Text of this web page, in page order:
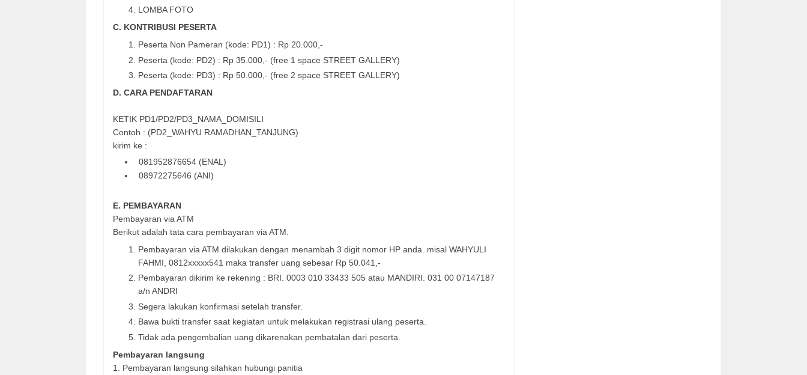
LOMBA FOTO
C. KONTRIBUSI PESERTA
Peserta Non Pameran (kode: PD1) : Rp 20.000,-
Peserta (kode: PD2) : Rp 35.000,- (free 1 space STREET GALLERY)
Peserta (kode: PD3) : Rp 50.000,- (free 2 space STREET GALLERY)
D. CARA PENDAFTARAN
KETIK PD1/PD2/PD3_NAMA_DOMISILI
Contoh : (PD2_WAHYU RAMADHAN_TANJUNG)
kirim ke :
081952876654 (ENAL)
08972275646 (ANI)
E. PEMBAYARAN
Pembayaran via ATM
Berikut adalah tata cara pembayaran via ATM.
Pembayaran via ATM dilakukan dengan menambah 3 digit nomor HP anda. misal WAHYULI
FAHMI, 0812xxxxx541 maka transfer uang sebesar Rp 50.041,-
Pembayaran dikirim ke rekening : BRI. 0003 010 33433 505 atau MANDIRI. 031 00 07147187
a/n ANDRI
Segera lakukan konfirmasi setelah transfer.
Bawa bukti transfer saat kegiatan untuk melakukan registrasi ulang peserta.
Tidak ada pengembalian uang dikarenakan pembatalan dari peserta.
Pembayaran langsung
1. Pembayaran langsung silahkan hubungi panitia